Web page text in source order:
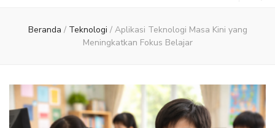
Beranda / Teknologi / Aplikasi Teknologi Masa Kini yang
Meningkatkan Fokus Belajar